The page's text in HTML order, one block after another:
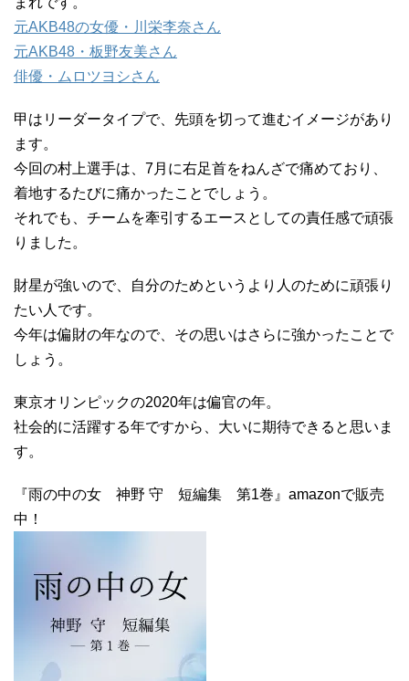
元AKB48の女優・川栄李奈さん
元AKB48・板野友美さん
俳優・ムロツヨシさん
甲はリーダータイプで、先頭を切って進むイメージがあり
ます。
今回の村上選手は、7月に右足首をねんざで痛めており、
着地するたびに痛かったことでしょう。
それでも、チームを牽引するエースとしての責任感で頑張
りました。
財星が強いので、自分のためというより人のために頑張り
たい人です。
今年は偏財の年なので、その思いはさらに強かったことで
しょう。
東京オリンピックの2020年は偏官の年。
社会的に活躍する年ですから、大いに期待できると思いま
す。
『雨の中の女 神野 守 短編集 第1巻』amazonで販売
中！